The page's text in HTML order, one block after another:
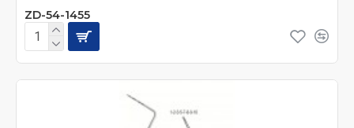
ZD-54-1455